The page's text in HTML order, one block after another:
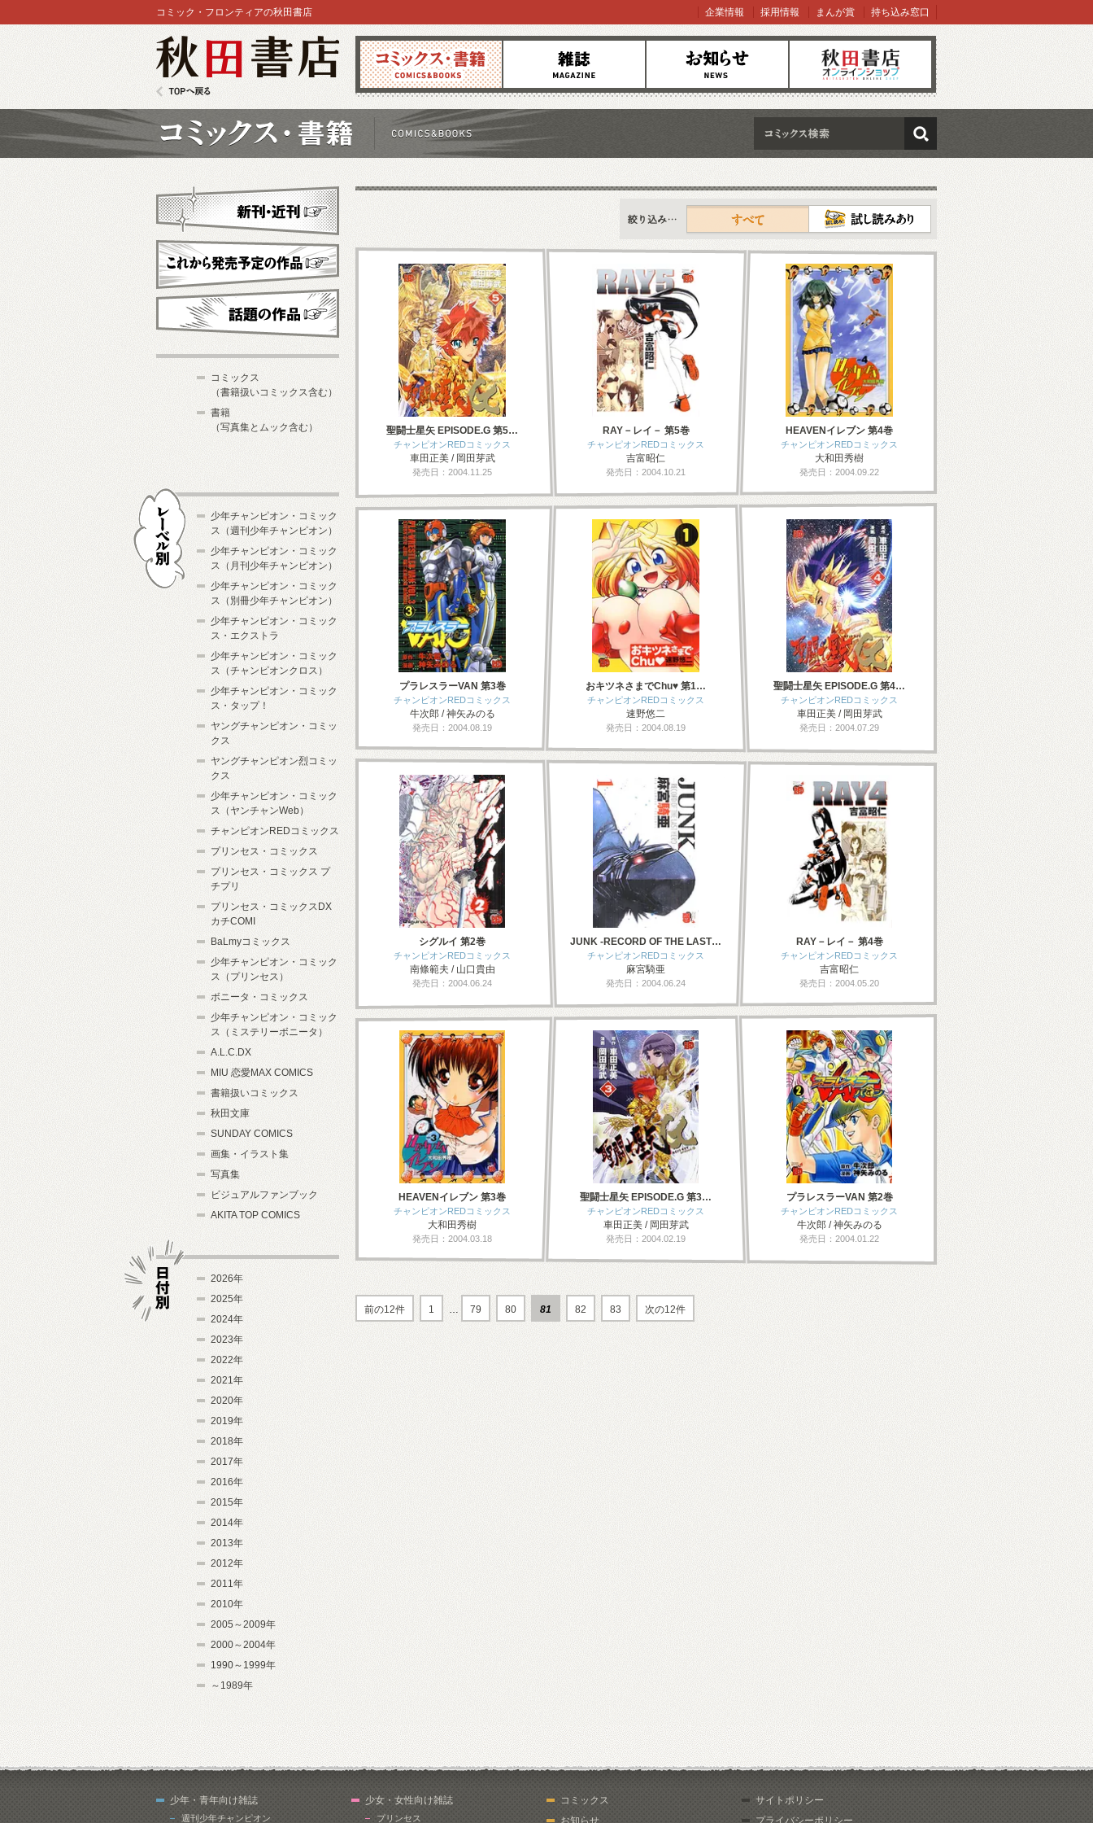
コミックス 雑誌 お知らせ オンラインショップ
コミック・フロンティアの秋田書店 企業情報 採用情報 まんが賞 持ち込み窓口
検索
新刊情報
すべて
聖闘士星矢 EPISODE.G 第5…
チャンピオンREDコミックス
車田正美 / 岡田芽武
発売日：2004.11.25
RAY－レイ－ 第5巻
チャンピオンREDコミックス
吉富昭仁
発売日：2004.10.21
HEAVENイレブン 第4巻
チャンピオンREDコミックス
大和田秀樹
発売日：2004.09.22
プラレスラーVAN 第3巻
チャンピオンREDコミックス
牛次郎 / 神矢みのる
発売日：2004.08.19
おキツネさまでChu♥ 第1…
チャンピオンREDコミックス
速野悠二
発売日：2004.08.19
聖闘士星矢 EPISODE.G 第4…
チャンピオンREDコミックス
車田正美 / 岡田芽武
発売日：2004.07.29
シグルイ 第2巻
チャンピオンREDコミックス
南條範夫 / 山口貴由
発売日：2004.06.24
JUNK -RECORD OF THE LAST…
チャンピオンREDコミックス
麻宮騎亜
発売日：2004.06.24
RAY－レイ－ 第4巻
チャンピオンREDコミックス
吉富昭仁
発売日：2004.05.20
HEAVENイレブン 第3巻
チャンピオンREDコミックス
大和田秀樹
発売日：2004.03.18
聖闘士星矢 EPISODE.G 第3…
チャンピオンREDコミックス
車田正美 / 岡田芽武
発売日：2004.02.19
プラレスラーVAN 第2巻
チャンピオンREDコミックス
牛次郎 / 神矢みのる
発売日：2004.01.22
前の12件 1 … 79 80 81 82 83 次の12件
新刊・近刊
これから発売予定
コミックス
（書籍扱いコミックス含む）
書籍
（写真集とムック含む）
少年チャンピオン・コミック
ス（週刊少年チャンピオン）
少年チャンピオン・コミック
ス（月刊少年チャンピオン）
少年チャンピオン・コミック
ス（別冊少年チャンピオン）
少年チャンピオン・コミック
ス・エクストラ
少年チャンピオン・コミック
ス（チャンピオンクロス）
少年チャンピオン・コミック
ス・タップ！
ヤングチャンピオン・コミッ
クス
ヤングチャンピオン烈コミッ
クス
少年チャンピオン・コミック
ス（ヤンチャンWeb）
チャンピオンREDコミックス
プリンセス・コミックス
プリンセス・コミックス プ
チプリ
プリンセス・コミックスDX
カチCOMI
BaLmyコミックス
少年チャンピオン・コミック
ス（プリンセス）
ボニータ・コミックス
少年チャンピオン・コミック
ス（ミステリーボニータ）
A.L.C.DX
MIU 恋愛MAX COMICS
書籍扱いコミックス
秋田文庫
SUNDAY COMICS
画集・イラスト集
写真集
ビジュアルファンブック
AKITA TOP COMICS
2026年
2025年
2024年
2023年
2022年
2021年
2020年
2019年
2018年
2017年
2016年
2015年
2014年
2013年
2012年
2011年
2010年
2005～2009年
2000～2004年
1990～1999年
～1989年
少年・青年向け雑誌
週刊少年チャンピオン
少女・女性向け雑誌
プリンセス
コミックス
お知らせ
サイトポリシー
プライバシーポリシー